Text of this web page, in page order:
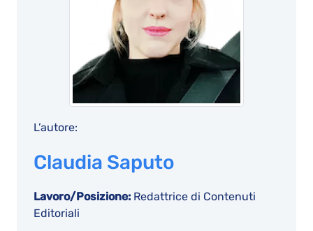
L’autore:
Claudia Saputo
Lavoro/Posizione: Redattrice di Contenuti
Editoriali